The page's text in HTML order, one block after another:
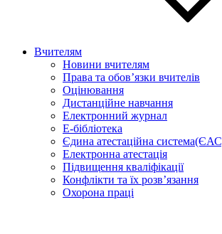
Вчителям
Новини вчителям
Права та обов’язки вчителів
Оцінювання
Дистанційне навчання
Електронний журнал
E-бібліотека
Єдина атестаційна
Електронна атестація
Підвищення кваліфікації
Конфлікти та їх розв’язання
Охорона праці